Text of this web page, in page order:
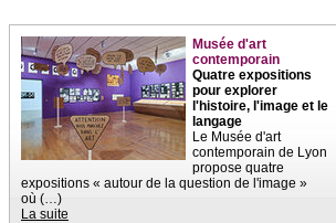
Musée d'art
contemporain
Quatre expositions
pour explorer
l'histoire, l'image et le
langage
Le Musée d'art
contemporain de Lyon
propose quatre
expositions « autour de la question de l'image »
où (…)
La suite